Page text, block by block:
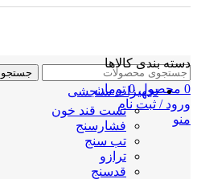
جستجو
0 محصول 0 تومان
ورود / ثبت نام
منو
دسته بندی کالاها
تجهیزات سنجشی
تست قند خون
فشارسنج
تب سنج
ترازو
قدسنج